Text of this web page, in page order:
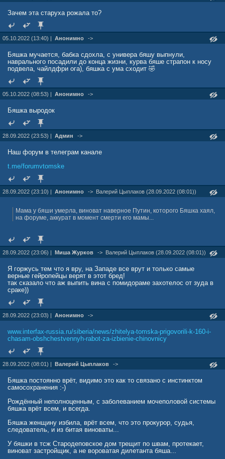
Зачем эта старуха рожала то?
05.10.2022 (13:40) | Анонимно ->
Бяшка мучается, бабка сдохла, с универа бяшу выпнули,
наврального посадили до конца жизни, курва бяше страпон к носу
подвела, чайлдфри ога), бяшка с ума сходит 🤣
05.10.2022 (08:53) | Анонимно ->
Бяшка выродок
28.09.2022 (23:53) | Админ ->
Наш форум в телеграм канале
t.me/forumvtomske
28.09.2022 (23:10) | Анонимно -> Валерий Цыплаков (28.09.2022 (08:01))
Мама у бяши умерла, виноват наверное Путин, которого Бяшка хаял,
на форуме, аккурат в момент смерти его мамы...
28.09.2022 (23:06) | Миша Журков -> Валерий Цыплаков (28.09.2022 (08:01))
Я горжусь тем что я вру, на Западе все врут и только самые
верные гейропейцы верят в этот бред!
так сказало что аж выпить вина с помидораме захотелос от зуда в
сраке))
28.09.2022 (23:03) | Анонимно ->
www.interfax-russia.ru/siberia/news/zhitelya-tomska-prigovorili-k-160-i-
chasam-obshchestvennyh-rabot-za-izbienie-chinovnicy
28.09.2022 (08:01) | Валерий Цыплаков ->
Бяшка постоянно врёт, видимо это как то связано с инстинктом
самосохранения :-)
Рождённый неполноценным, с заболеванием мочеполовой системы
бяшка врёт всем, и всегда.
Бяшка женщину избила, врёт всем, что это прокурор, судья,
следователь, и из битая виноваты...
У бяшки в тсж Стародеповское дом трещит по швам, протекает,
виноват застройщик, а не вороватая дилетанта бяша...